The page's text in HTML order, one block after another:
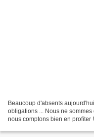
Beaucoup d'absents
obligations ... Nous ne
nous comptons bien en profiter